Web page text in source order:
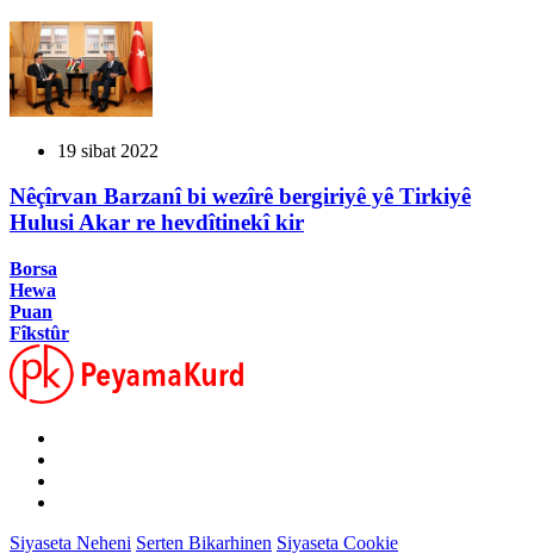
19 sibat 2022
Nêçîrvan Barzanî bi wezîrê bergiriyê yê Tirkiyê
Hulusi Akar re hevdîtinekî kir
Borsa
Hewa
Puan
Fîkstûr
Siyaseta Neheni Serten Bikarhinen Siyaseta Cookie